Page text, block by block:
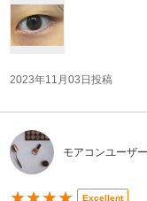
2023年11月03日投稿
モアコンユーザ
Excellent